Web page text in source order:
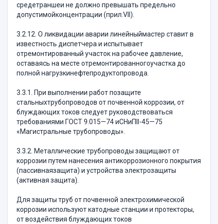
средетраншеи не должно превышать предельно
допустимойконцентрации (прил.VII).
3.2.12. О ликвидации аварии линейныймастер ставит в
известность диспетчера и испытывает
отремонтированный участок на рабочее давление,
оставаясь на месте отремонтированногоучастка до
полной нагрузкинефтепродуктопровода.
3.3.1. При выполнении работ позащите
стальныхтрубопроводов от почвенной коррозии, от
блуждающих токов следует руководствоваться
требованиями ГОСТ 9.015—74 иСНиПII-45—75
«Магистральные трубопроводы».
3.3.2. Металлические трубопроводы защищают от
коррозии путем нанесения антикоррозионного покрытия
(пассивнаязащита) и устройства электрозащиты
(активная защита).
Для защиты труб от почвенной электрохимической
коррозии используют катодные станции и протекторы,
от воздействия блуждающих токов